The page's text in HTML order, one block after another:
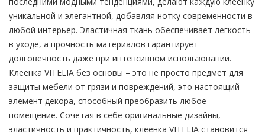
уникальной и элегантной, добавляя нотку современности в
любой интерьер. Эластичная ткань обеспечивает легкость
в уходе, а прочность материалов гарантирует
долговечность даже при интенсивном использовании.
Клеенка VITELIA без основы – это не просто предмет для
защиты мебели от грязи и повреждений, это настоящий
элемент декора, способный преобразить любое
помещение. Сочетая в себе оригинальные дизайны,
эластичность и практичность, клеенка VITELIA становится